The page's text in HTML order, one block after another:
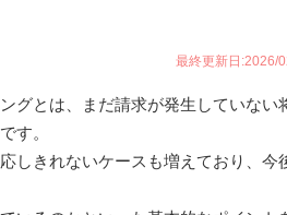
最終更新日:2026/
グとは、まだ請求が発生していない
す。
しきれないケースも増えており、今